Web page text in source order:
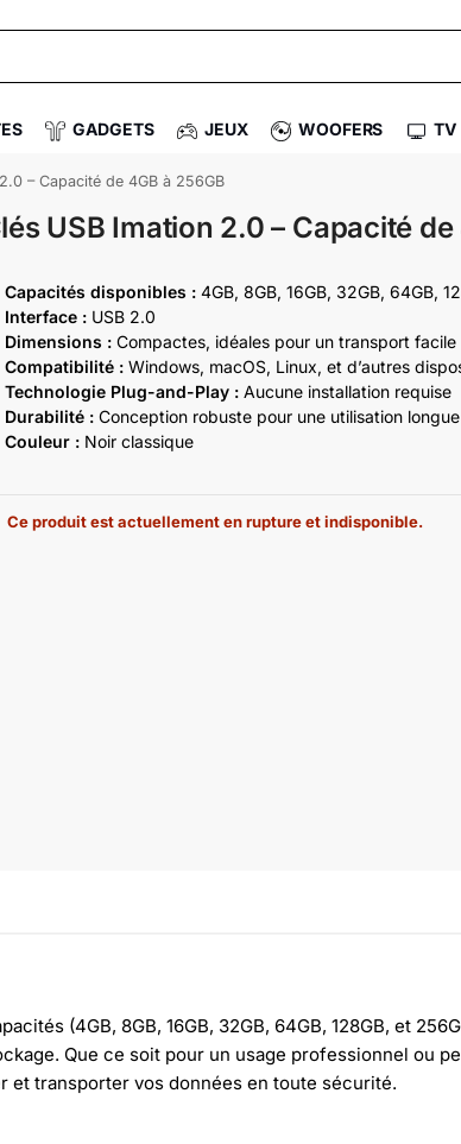
GADGETS JEUX WOOFERS TV
– Capacité de 4GB à 256GB
USB Imation 2.0 – Capacité de
Capacités disponibles :4GB, 8GB, 16GB, 32GB, 64GB,
Interface :USB 2.0
Dimensions :Compactes, idéales pour un transport facile
Compatibilité :Windows, macOS, Linux, et d’autres
Technologie Plug-and-Play :Aucune installation requise
Durabilité :Conception robuste pour une utilisation
Couleur :Noir classique
Ce produit est actuellement en rupture et indisponible.
(4GB, 8GB, 16GB, 32GB, 64GB, 128GB, et
Que ce soit pour un usage professionnel ou
transporter vos données en toute sécurité.